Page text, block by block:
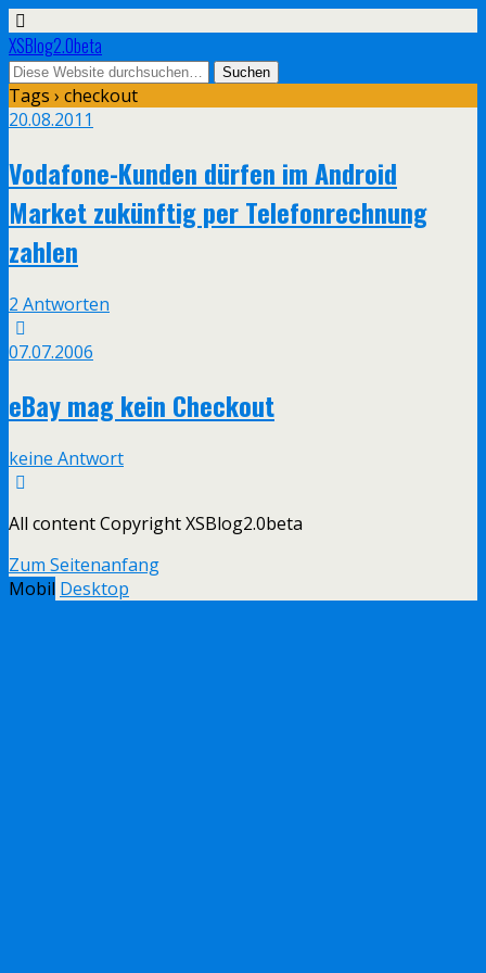
XSBlog2.0beta
Tags › checkout
20.08.2011
Vodafone-Kunden dürfen im Android
Market zukünftig per Telefonrechnung
zahlen
2 Antworten
07.07.2006
eBay mag kein Checkout
keine Antwort
All content Copyright XSBlog2.0beta
Zum Seitenanfang
Mobil Desktop